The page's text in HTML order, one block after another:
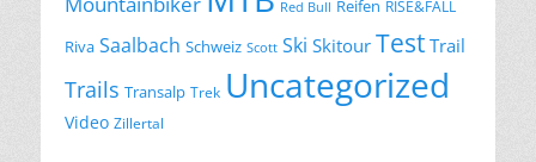
Red Bull Reifen RISE&FALL
Riva Saalbach Schweiz Scott Ski Skitour Test Trail
Trails Transalp Trek Uncategorized
Video Zillertal